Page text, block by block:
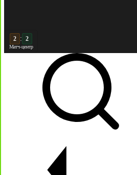
3 : 2
Матч-центр